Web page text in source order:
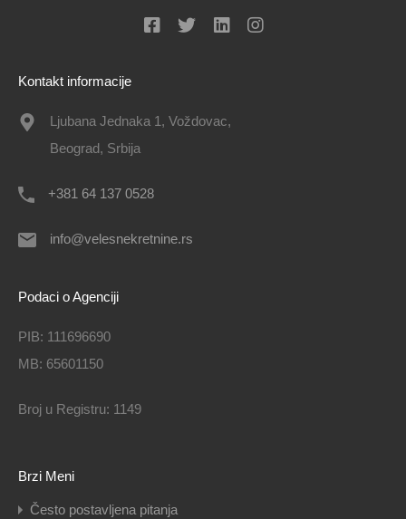
Kontakt informacije
Ljubana Jednaka 1, Voždovac,
Beograd, Srbija
+381 64 137 0528
info@velesnekretnine.rs
Podaci o Agenciji
PIB: 111696690
MB: 65601150
Broj u Registru: 1149
Brzi Meni
Često postavljena pitanja